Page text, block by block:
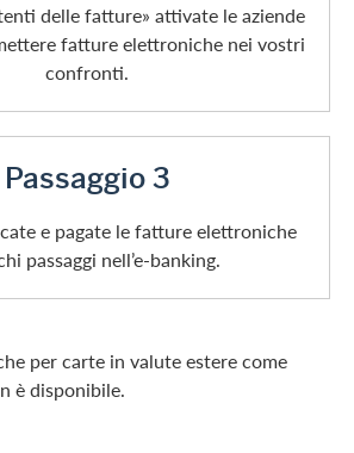
delle fatture» attivate le aziende
fatture elettroniche nei vostri
confronti.
Passaggio 3
e pagate le fatture elettroniche
passaggi nell’e-banking.
per carte in valute estere come
è disponibile.